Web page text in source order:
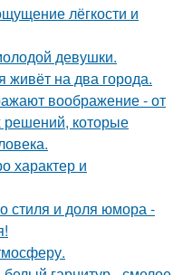
лёгкости и
девушки.
живёт на два города.
воображение - от
решений, которые
характер и
стиля и доля юмора -